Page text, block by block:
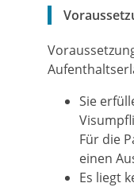
Sie
Für die
einen
Es liegt